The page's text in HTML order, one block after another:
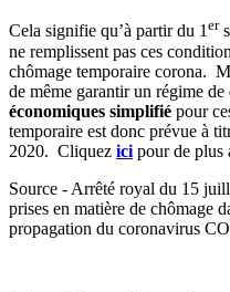
Cela signifie qu’à partir du 1er
ne remplissent pas ces
chômage temporaire corona.
de même garantir un régime de
économiques simplifié pour
temporaire est donc prévue à
2020. Cliquez ici pour de plus
Source - Arrêté royal du 15
prises en matière de chômage
propagation du coronavirus